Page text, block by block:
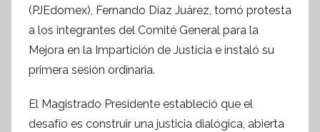
t
e
s
I
n
(PJEdomex), Fernando Díaz Juárez, tomó protesta
a los integrantes del Comité General para la
Mejora en la Impartición de Justicia e instaló su
primera sesión ordinaria.
El Magistrado Presidente estableció que el
desafío es construir una justicia dialógica, abierta